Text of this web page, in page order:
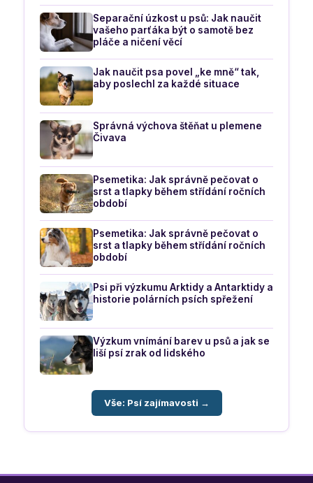
Separační úzkost u psů: Jak naučit
vašeho parťáka být o samotě bez
pláče a ničení věcí
Jak naučit psa povel „ke mně“ tak,
aby poslechl za každé situace
Správná výchova štěňat u plemene
Čivava
Psemetika: Jak správně pečovat o
srst a tlapky během střídání ročních
období
Psemetika: Jak správně pečovat o
srst a tlapky během střídání ročních
období
Psi při výzkumu Arktidy a Antarktidy a
historie polárních psích spřežení
Výzkum vnímání barev u psů a jak se
liší psí zrak od lidského
Vše: Psí zajímavosti →